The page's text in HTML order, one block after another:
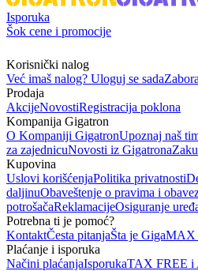
Isporuka
Šok cene i promocije
Korisnički nalog
Već imaš nalog? Uloguj se sada
Prodaja
AkcijeNovostiRegistracija poklona
Kompanija Gigatron
O Kompaniji GigatronUpoznaj naš
za zajednicuNovosti iz Gigatrona
Kupovina
Uslovi korišćenjaPolitika privatnosti
daljinuObaveštenje o pravima i
potrošačaReklamacijeOsiguranje
Potrebna ti je pomoć?
KontaktČesta pitanjaŠta je GigaMAX
Plaćanje i isporuka
Načini plaćanjaIsporukaTAX FREE i